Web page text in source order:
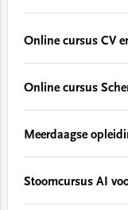
Online cursus CV
Online cursus
Meerdaagse
Stoomcursus AI